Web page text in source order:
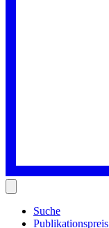
Suche
Publikationspreis